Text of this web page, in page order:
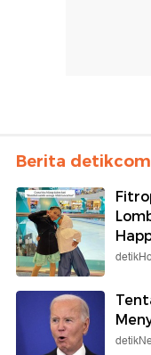
Berita